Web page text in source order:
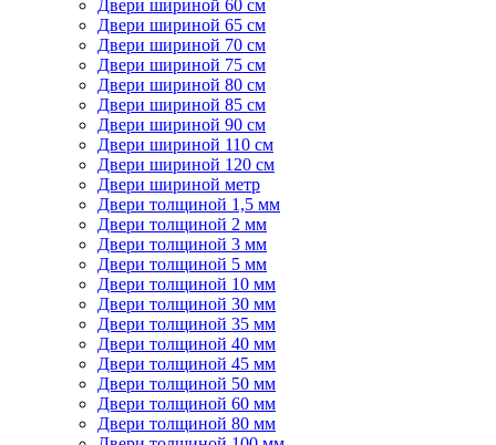
Двери шириной 60 см
Двери шириной 65 см
Двери шириной 70 см
Двери шириной 75 см
Двери шириной 80 см
Двери шириной 85 см
Двери шириной 90 см
Двери шириной 110 см
Двери шириной 120 см
Двери шириной метр
Двери толщиной 1,5 мм
Двери толщиной 2 мм
Двери толщиной 3 мм
Двери толщиной 5 мм
Двери толщиной 10 мм
Двери толщиной 30 мм
Двери толщиной 35 мм
Двери толщиной 40 мм
Двери толщиной 45 мм
Двери толщиной 50 мм
Двери толщиной 60 мм
Двери толщиной 80 мм